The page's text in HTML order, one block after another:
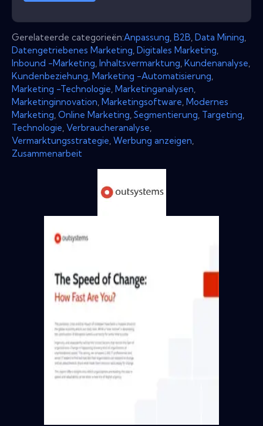
Gerelateerde categorieën:Anpassung B2B Data Mining
Datengetriebenes Marketing Digitales Marketing
Inbound -Marketing Inhaltsvermarktung Kundenanalyse
Kundenbeziehung Marketing -Automatisierung
Marketing -Technologie Marketinganalysen
Marketinginnovation Marketingsoftware Modernes
Marketing Online Marketing Segmentierung Targeting
Technologie Verbraucheranalyse
Vermarktungsstrategie Werbung anzeigen
Zusammenarbeit